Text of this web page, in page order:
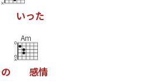
いった
の
Am
感情